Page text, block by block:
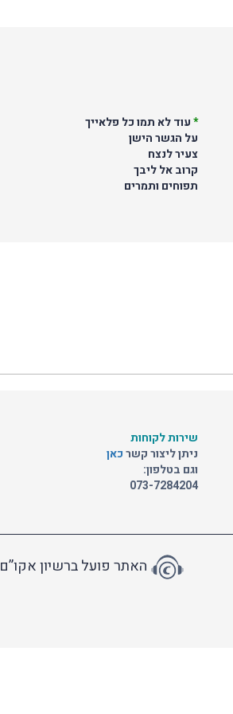
*עוד לא תמו כל פלאייך
על הגשר הישן
צעיר לנצח
קרוב אל ליבך
תפוחים ותמרים
שירות לקוחות
ניתן ליצור קשרכאן
וגם בטלפון:
073-7284204
האתר פועל ברשיון אקו”ם